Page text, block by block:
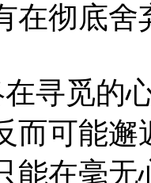
在彻底
寻觅的心
而可能邂
能在毫无